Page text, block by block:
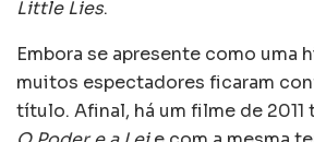
Little Lies.
Embora se apresente como uma
muitos espectadores ficaram
título. Afinal, há um filme de 2011